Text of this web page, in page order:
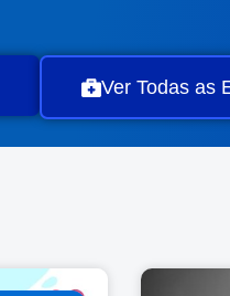
Ver Todas as